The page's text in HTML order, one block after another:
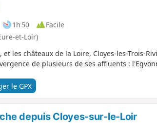
1h 50
Facile
et-Loir)
les châteaux de la Loire, Cloyes-les-Trois-
de plusieurs de ses affluents :
le GPX
depuis Cloyes-sur-le-Loir